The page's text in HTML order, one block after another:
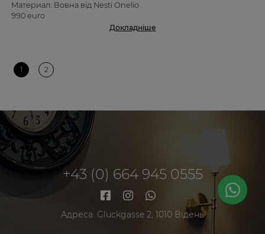
Материал: Вовна від Nesti Onelio
990 euro
Докладніше
1 2
+43 (0) 664 945 0555
Адреса: Gluckgasse 2, 1010 Відень